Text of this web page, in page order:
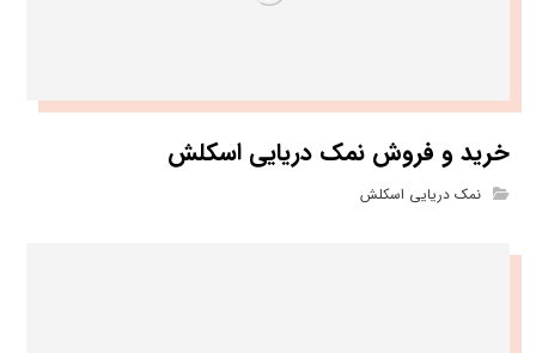
خرید و فروش نمک دریایی اسکلش
نمک دریایی اسکلش